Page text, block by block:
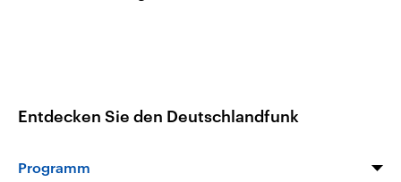
Entdecken Sie den Deutschlandfunk
Programm